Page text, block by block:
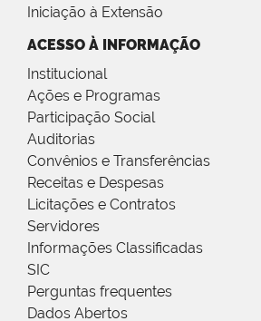
Iniciação à Extensão
ACESSO À INFORMAÇÃO
Institucional
Ações e Programas
Participação Social
Auditorias
Convênios e Transferências
Receitas e Despesas
Licitações e Contratos
Servidores
Informações Classificadas
SIC
Perguntas frequentes
Dados Abertos